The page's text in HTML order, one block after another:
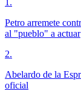
1 .
Petro arremete
al "pueblo" a actuar
2.
Abelardo de la
oficial